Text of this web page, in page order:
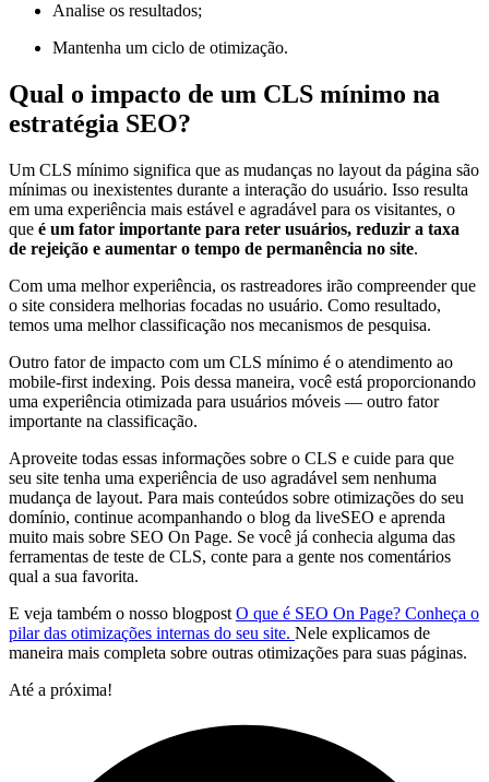
Analise os resultados;
Mantenha um ciclo de otimização.
Qual o impacto de um CLS mínimo na
estratégia SEO?
Um CLS mínimo significa que as mudanças no layout da página são
mínimas ou inexistentes durante a interação do usuário. Isso resulta
em uma experiência mais estável e agradável para os visitantes, o
que é um fator importante para reter usuários, reduzir a taxa
de rejeição e aumentar o tempo de permanência no site.
Com uma melhor experiência, os rastreadores irão compreender que
o site considera melhorias focadas no usuário. Como resultado,
temos uma melhor classificação nos mecanismos de pesquisa.
Outro fator de impacto com um CLS mínimo é o atendimento ao
mobile-first indexing. Pois dessa maneira, você está proporcionando
uma experiência otimizada para usuários móveis — outro fator
importante na classificação.
Aproveite todas essas informações sobre o CLS e cuide para que
seu site tenha uma experiência de uso agradável sem nenhuma
mudança de layout. Para mais conteúdos sobre otimizações do seu
domínio, continue acompanhando o blog da liveSEO e aprenda
muito mais sobre SEO On Page. Se você já conhecia alguma das
ferramentas de teste de CLS, conte para a gente nos comentários
qual a sua favorita.
E veja também o nosso blogpost O que é SEO On Page? Conheça o
pilar das otimizações internas do seu site. Nele explicamos de
maneira mais completa sobre outras otimizações para suas páginas.
Até a próxima!